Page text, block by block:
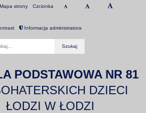
strony Czcionka
Informacja administratora
PODSTAWOWA NR 81
DZIECI
ŁODZI W ŁODZI